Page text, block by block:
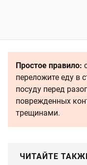
Простое правило:
переложите еду в
посуду перед
поврежденных
трещинами.
ЧИТАЙТЕ